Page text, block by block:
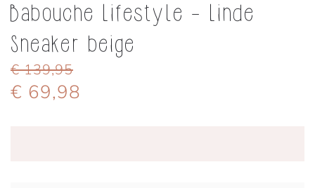
Babouche Lifestyle - Linde
Sneaker beige
€ 139,95
€ 69,98